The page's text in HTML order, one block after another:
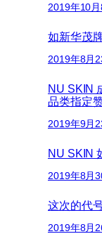
2019年10月
如新华茂
2019年8月
NU SKIN
品类指定
2019年9月
NU SKIN
2019年8月
这次的代
2019年8月